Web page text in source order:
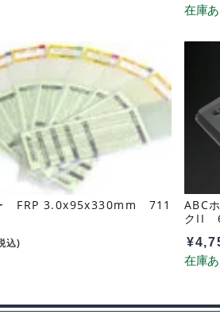
FRP 3.0x95x330mm 711
込)
ABC
クII
¥